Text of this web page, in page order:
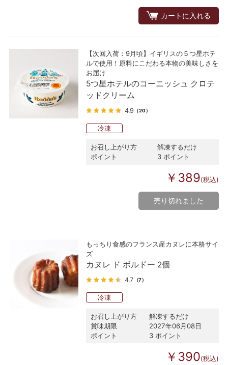
カートに入れる
【次回入荷：9月頃】イギリスの５つ星ホテ
ルで使用！原料にこだわる本物の美味しさを
お届け
5つ星ホテルのコーニッシュ クロテ
ッドクリーム
4.9 （20）
冷凍
お召し上がり方
解凍するだけ
ポイント
3 ポイント
￥389(税込)
売り切れました
もっちり食感のフランス産カヌレに本格サイ
ズ
カヌレ ド ボルドー 2個
4.7 （7）
冷凍
お召し上がり方
解凍するだけ
賞味期限
2027年06月08日
ポイント
3 ポイント
￥390(税込)